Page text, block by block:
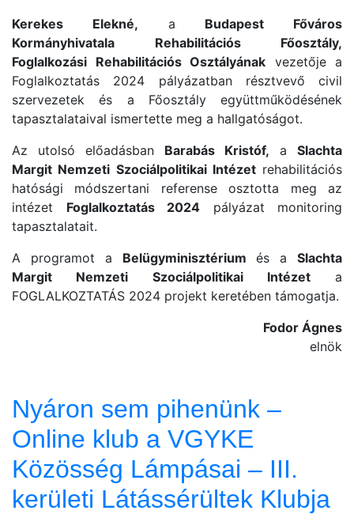
Kerekes Elekné, a Budapest Főváros
Kormányhivatala Rehabilitációs Főosztály,
Foglalkozási Rehabilitációs Osztályának vezetője a
Foglalkoztatás 2024 pályázatban résztvevő civil
szervezetek és a Főosztály együttműködésének
tapasztalataival ismertette meg a hallgatóságot.
Az utolsó előadásban Barabás Kristóf, a Slachta
Margit Nemzeti Szociálpolitikai Intézetrehabilitációs
hatósági módszertani referense osztotta meg az
intézet Foglalkoztatás 2024 pályázat monitoring
tapasztalatait.
A programot a Belügyminisztérium és a Slachta
Margit Nemzeti Szociálpolitikai Intézeta
FOGLALKOZTATÁS 2024 projekt keretében támogatja.
Fodor Ágnes
elnök
Nyáron sem pihenünk –
Online klub a VGYKE
Közösség Lámpásai – III.
kerületi Látássérültek Klubja